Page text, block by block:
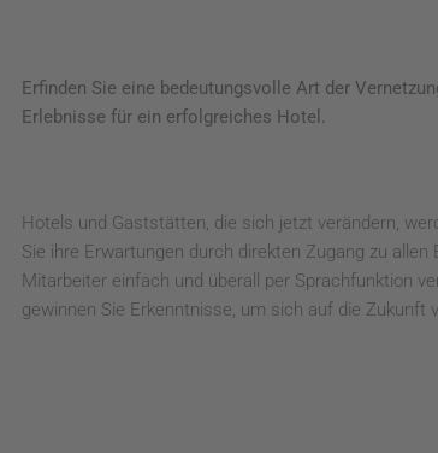
Erfinden Sie eine bedeutungsvolle Art der
Erlebnisse für ein erfolgreiches Hotel.
Hotels und Gaststätten, die sich jetzt verändern,
Sie ihre Erwartungen durch direkten Zugang zu
Mitarbeiter einfach und überall per Sprachfunktion
gewinnen Sie Erkenntnisse, um sich auf die Zukunft